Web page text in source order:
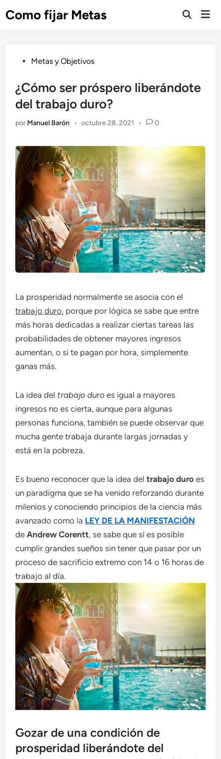
Como fijar Metas
Abrir
Publicado
Metas y Objetivos
¿Cómo ser próspero liberándote
del trabajo duro?
por Manuel Barón • octubre 28, 2021 • 0
La prosperidad normalmente se asocia con el
trabajo duro, porque por lógica se sabe que entre
más horas dedicadas a realizar ciertas tareas las
probabilidades de obtener mayores ingresos
aumentan, o si te pagan por hora, simplemente
ganas más.
La idea del trabajo duro es igual a mayores
ingresos no es cierta, aunque para algunas
personas funciona, también se puede observar que
mucha gente trabaja durante largas jornadas y
está en la pobreza.
Es bueno reconocer que la idea deltrabajo duro es
un paradigma que se ha venido reforzando durante
milenios y conociendo principios de la ciencia más
avanzado como la LEY DE LA MANIFESTACIÓN
deAndrew Corentt, se sabe que sí es posible
cumplir grandes sueños sin tener que pasar por un
proceso de sacrificio extremo con 14 o 16 horas de
trabajo al día.
Gozar de una condición de
prosperidad liberándote del